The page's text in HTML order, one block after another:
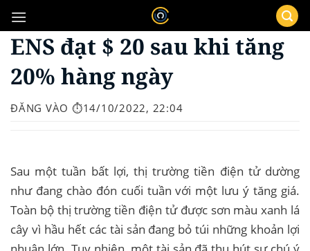
qua
nội
ENS đạt $ 20 sau khi tăng
20% ​​hàng ngày
ĐĂNG VÀO ⏱️14/10/2022, 22:04
Sau một tuần bất lợi, thị trường tiền điện tử dường
như đang chào đón cuối tuần với một lưu ý tăng giá.
Toàn bộ thị trường tiền điện tử được sơn màu xanh lá
cây vì hầu hết các tài sản đang bỏ túi những khoản lợi